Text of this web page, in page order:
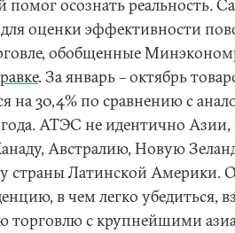
помог осознать реальность.
оценки эффективности
обобщенные
. За январь – октябрь
на 30,4% по сравнению с
АТЭС не идентично Азии,
Австралию, Новую
страны Латинской Америки.
в чем легко убедиться,
торговлю с крупнейшими